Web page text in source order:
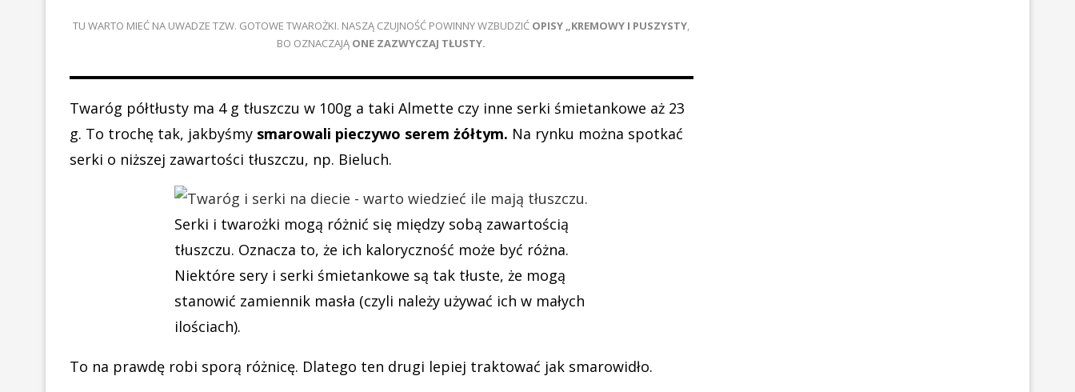
TU WARTO MIEĆ NA UWADZE TZW. GOTOWE TWAROŻKI. NASZĄ CZUJNOŚĆ POWINNY WZBUDZIĆ OPISY „KREMOWY I PUSZYSTY,
BO OZNACZAJĄ ONE ZAZWYCZAJ TŁUSTY.
Twaróg półtłusty ma 4 g tłuszczu w 100g a taki Almette czy inne serki śmietankowe aż 23
g. To trochę tak, jakbyśmy smarowali pieczywo serem żółtym. Na rynku można spotkać
serki o niższej zawartości tłuszczu, np. Bieluch.
Serki i twarożki mogą różnić się między sobą zawartością
tłuszczu. Oznacza to, że ich kaloryczność może być różna.
Niektóre sery i serki śmietankowe są tak tłuste, że mogą
stanowić zamiennik masła (czyli należy używać ich w małych
ilościach).
To na prawdę robi sporą różnicę. Dlatego ten drugi lepiej traktować jak smarowidło.